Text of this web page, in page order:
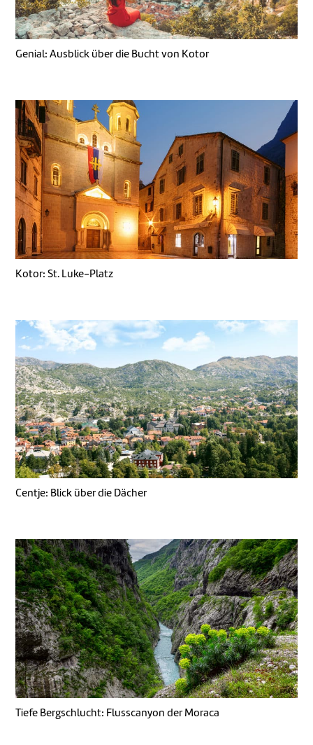
Genial: Ausblick über die Bucht von Kotor
Kotor: St. Luke-Platz
Centje: Blick über die Dächer
Tiefe Bergschlucht: Flusscanyon der Moraca